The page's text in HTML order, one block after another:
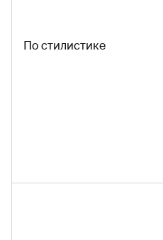
По стилистике